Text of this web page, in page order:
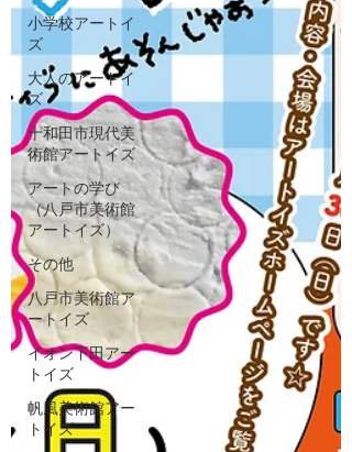
小学校アートイ
ズ
大人のアートイ
ズ
十和田市現代美
術館アートイズ
アートの学び
（八戸市美術館
アートイズ）
その他
八戸市美術館ア
ートイズ
イオン下田アー
トイズ
帆風美術館アー
トイズ